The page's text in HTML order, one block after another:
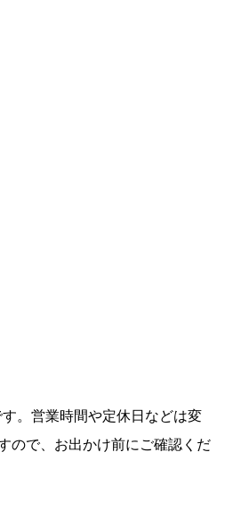
。営業時間や定休日などは変
ので、お出かけ前にご確認くだ